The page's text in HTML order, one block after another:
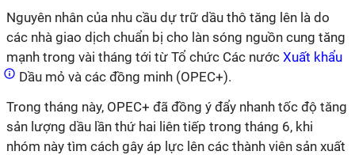
Nguyên nhân của nhu cầu dự trữ dầu thô tăng lên là do
các nhà giao dịch chuẩn bị cho làn sóng nguồn cung tăng
mạnh trong vài tháng tới từ Tổ chức Các nước Xuất khẩu
Dầu mỏ và các đồng minh (OPEC+).
Trong tháng này, OPEC+ đã đồng ý đẩy nhanh tốc độ tăng
sản lượng dầu lần thứ hai liên tiếp trong tháng 6, khi
nhóm này tìm cách gây áp lực lên các thành viên sản xuất